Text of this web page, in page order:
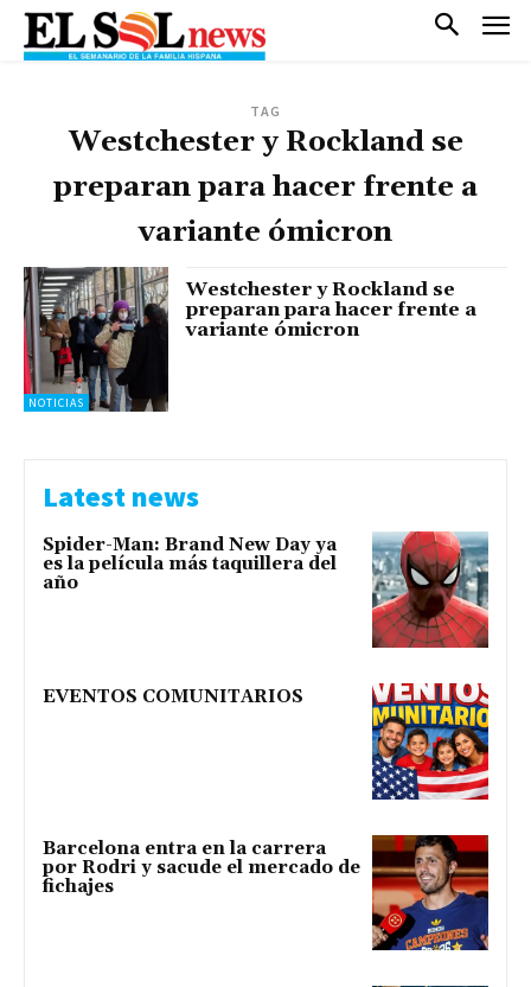
TAG
Westchester y Rockland se
preparan para hacer frente a
variante ómicron
NOTICIAS
Westchester y Rockland se
preparan para hacer frente a
variante ómicron
Latest news
Spider-Man: Brand New Day ya
es la película más taquillera del
año
EVENTOS COMUNITARIOS
Barcelona entra en la carrera
por Rodri y sacude el mercado de
fichajes